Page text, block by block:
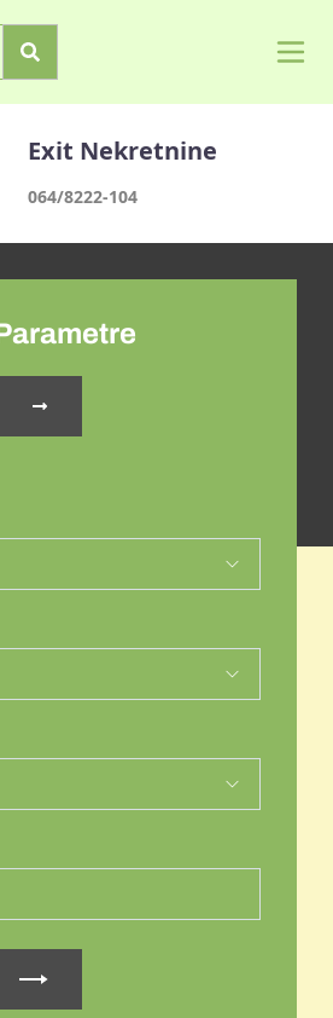
Exit Nekretnine
064/8222-104